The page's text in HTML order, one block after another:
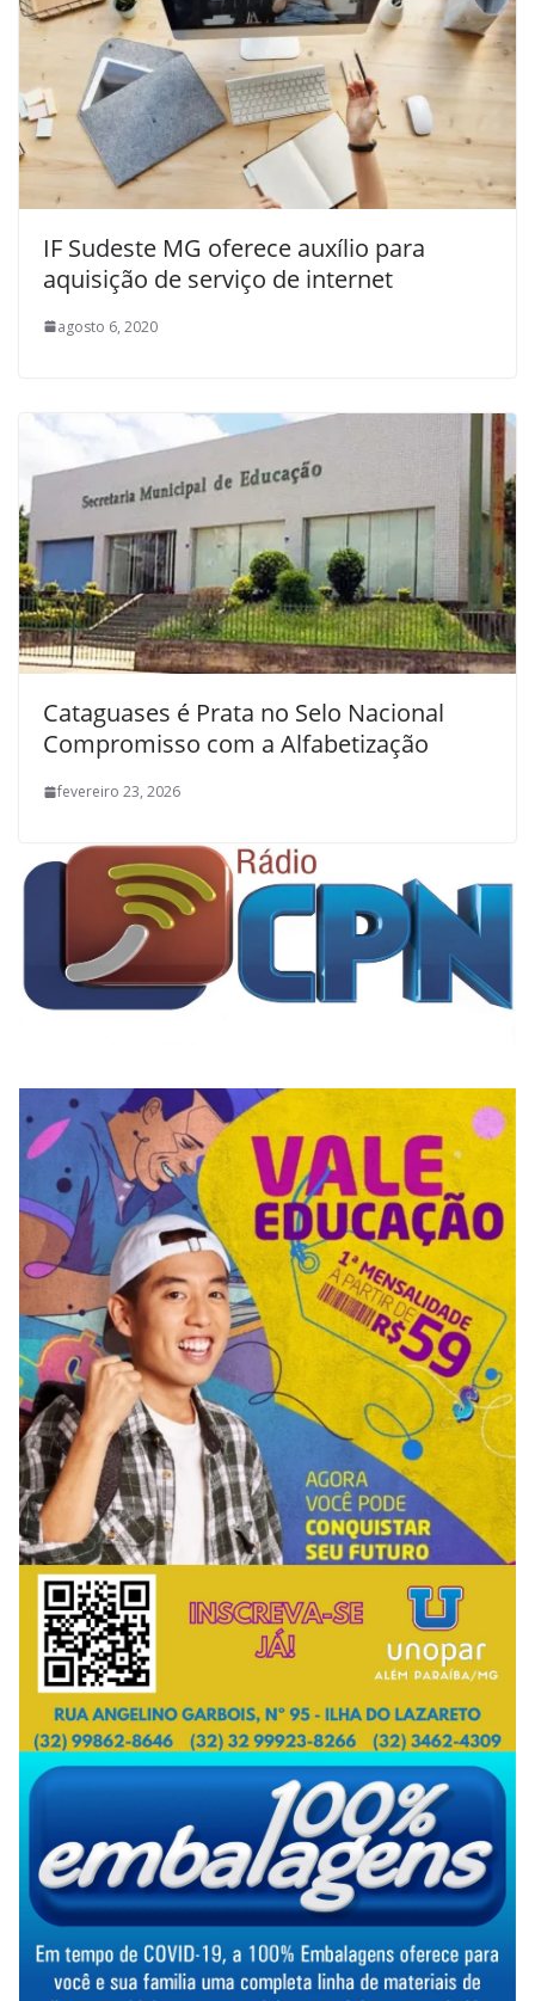
IF Sudeste MG oferece auxílio para
aquisição de serviço de internet
agosto 6, 2020
Cataguases é Prata no Selo Nacional
Compromisso com a Alfabetização
fevereiro 23, 2026